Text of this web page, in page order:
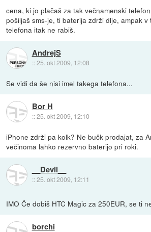
cena, ki jo plačaš za tak večnamenski
pošiljaš sms-je, ti baterija zdrži dlje, ampak
telefona itak ne rabiš.
AndrejS
::25. okt 2009, 12:08
Se vidi da še nisi imel takega telefona...
Bor H
::25. okt 2009, 12:10
iPhone zdrži pa kolk? Ne bučk prodajat, za
večinoma lahko rezervno baterijo pri roki.
__Devil__
::25. okt 2009, 12:11
IMO Če dobiš HTC Magic za 250EUR, se ti
borchi